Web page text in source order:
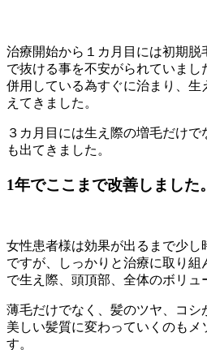
治療開始から１カ月目には初期
で抜ける事を不安がられていま
併用している為すぐに治まり、生
えてきました。
３カ月目には生え際の増毛だけ
も出てきました。
1年でここまで改善しました。
女性患者様は効果が出るまで少
ですが、しっかりと治療に取り
で生え際、頭頂部、全体のボリュ
薄毛だけでなく、髪のツヤ、コシ
美しい髪質に変わっていくのも
す。